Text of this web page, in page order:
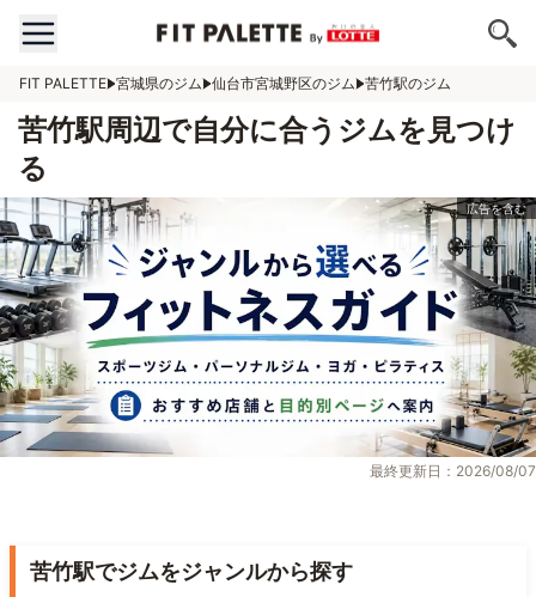
FIT PALETTE 宮城県のジム 仙台市宮城野区のジム 苦竹駅のジム
苦竹駅周辺で自分に合うジムを見つけ
る
最終更新日：2026/08/07
苦竹駅でジムをジャンルから探す